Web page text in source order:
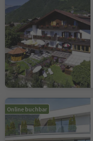
Online buchbar